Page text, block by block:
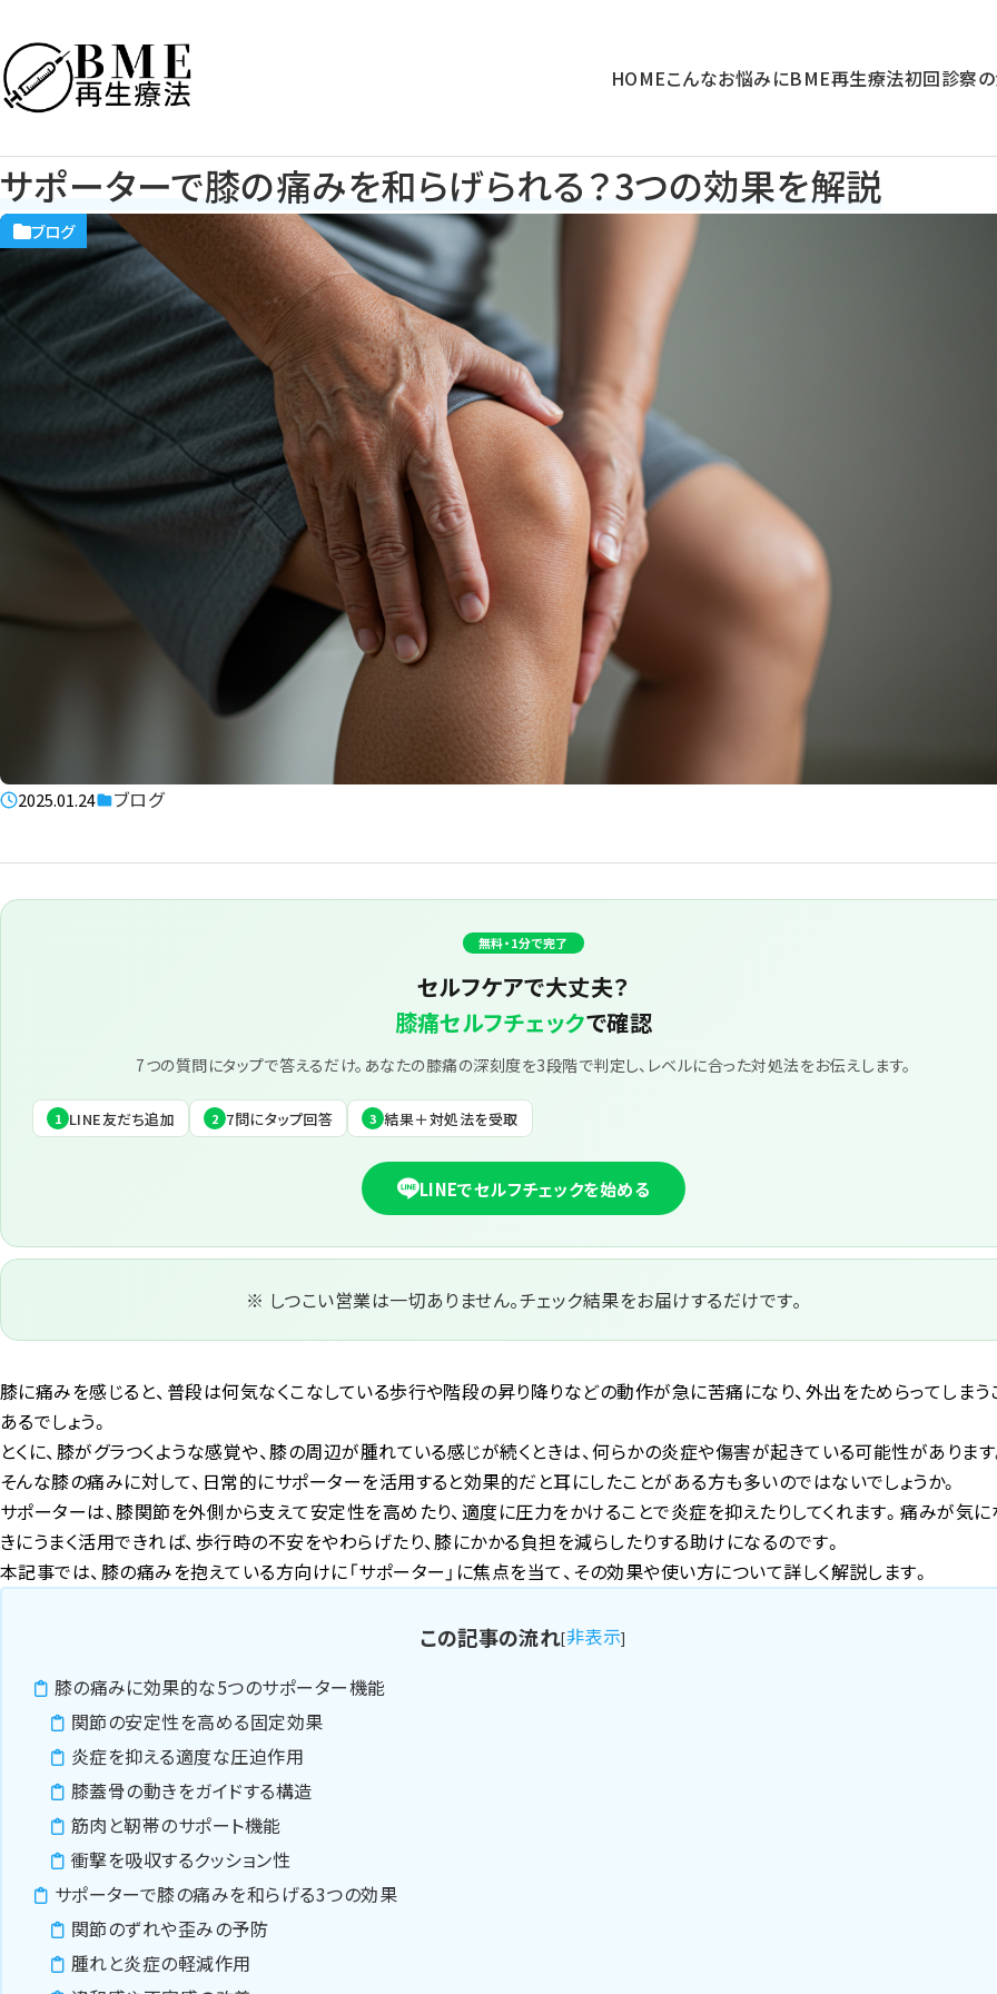
HOMEこんなお悩みにBME再生療法初回診察
サポーターで膝の痛みを和らげられる？3つの効果を解説
ブログ
2025.01.24 ブログ
無料・1分で完了
セルフケアで大丈夫？
膝痛セルフチェックで確認
7つの質問にタップで答えるだけ。あなたの膝痛の深刻度を3段階で判定し、レベルに合った対処法をお伝えします。
1 LINE友だち追加 2 7問にタップ回答 3 結果＋対処法を受取
LINEでセルフチェックを始める
※ しつこい営業は一切ありません。チェック結果をお届けするだけです。
膝に痛みを感じると、普段は何気なくこなしている歩行や階段の昇り降りなどの動作が急に苦痛になり、外出をためらってしまう
あるでしょう。
とくに、膝がグラつくような感覚や、膝の周辺が腫れている感じが続くときは、何らかの炎症や傷害が起きている可能性があります
そんな膝の痛みに対して、日常的にサポーターを活用すると効果的だと耳にしたことがある方も多いのではないでしょうか。
サポーターは、膝関節を外側から支えて安定性を高めたり、適度に圧力をかけることで炎症を抑えたりしてくれます。痛みが気に
きにうまく活用できれば、歩行時の不安をやわらげたり、膝にかかる負担を減らしたりする助けになるのです。
本記事では、膝の痛みを抱えている方向けに「サポーター」に焦点を当て、その効果や使い方について詳しく解説します。
この記事の流れ[非表示]
膝の痛みに効果的な5つのサポーター機能
関節の安定性を高める固定効果
炎症を抑える適度な圧迫作用
膝蓋骨の動きをガイドする構造
筋肉と靭帯のサポート機能
衝撃を吸収するクッション性
サポーターで膝の痛みを和らげる3つの効果
関節のずれや歪みの予防
腫れと炎症の軽減作用